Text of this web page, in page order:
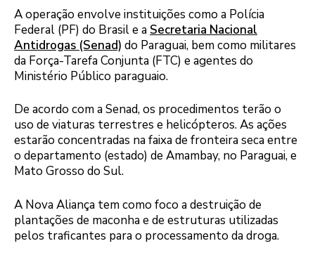
A operação envolve instituições como a Polícia
Federal (PF) do Brasil e a Secretaria Nacional
Antidrogas (Senad) do Paraguai, bem como militares
da Força-Tarefa Conjunta (FTC) e agentes do
Ministério Público paraguaio.
De acordo com a Senad, os procedimentos terão o
uso de viaturas terrestres e helicópteros. As ações
estarão concentradas na faixa de fronteira seca entre
o departamento (estado) de Amambay, no Paraguai, e
Mato Grosso do Sul.
A Nova Aliança tem como foco a destruição de
plantações de maconha e de estruturas utilizadas
pelos traficantes para o processamento da droga.